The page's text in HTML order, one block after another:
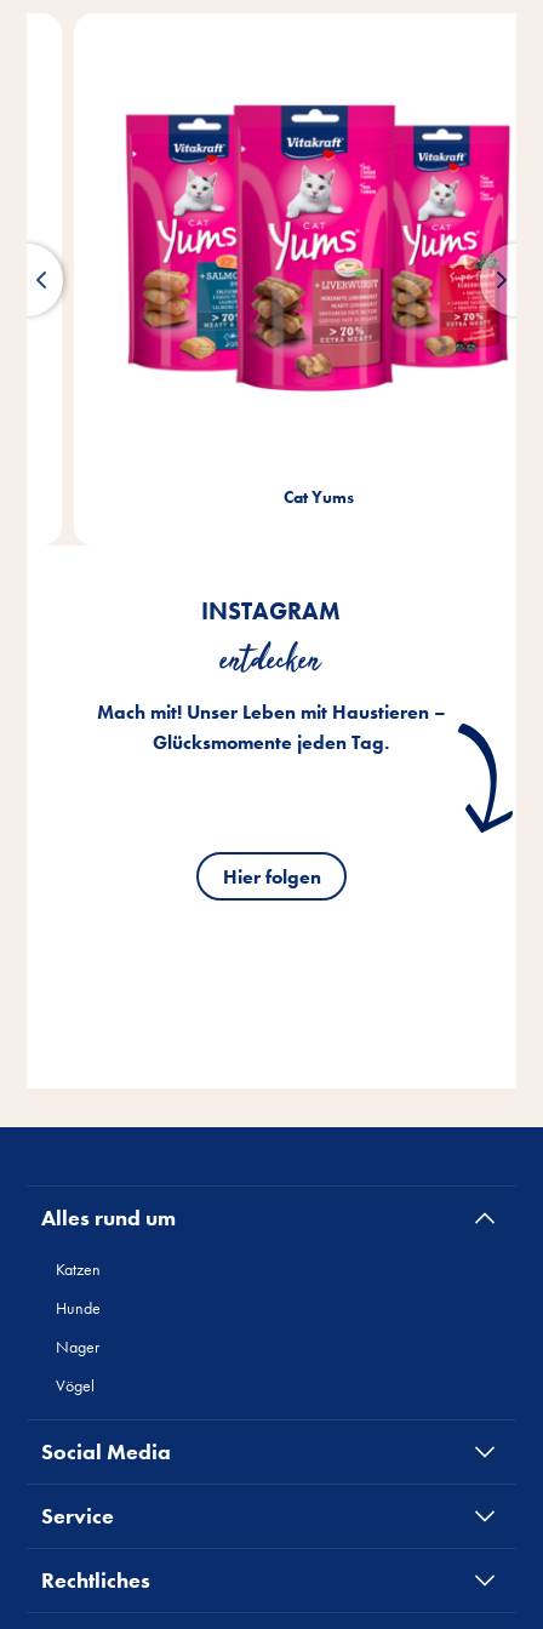
Cat Yums
INSTAGRAM
entdecken
Mach mit! Unser Leben mit Haustieren –
Glücksmomente jeden Tag.
Hier folgen
Alles rund um
Katzen
Hunde
Nager
Vögel
Social Media
Service
Rechtliches